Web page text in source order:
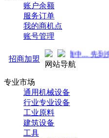
账户余额
服务订单
我的商机点
账号管理
招商加盟
袭！火热招商中... 先到先得 ！
网站导航
专业市场
通用机械设备
行业专业设备
工业原料
建筑设备
工具